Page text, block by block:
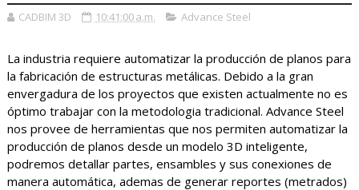
CADBIM 3D 10:41:00 a.m. Advance Steel
La industria requiere automatizar la producción de planos para
la fabricación de estructuras metálicas. Debido a la gran
envergadura de los proyectos que existen actualmente no es
óptimo trabajar con la metodologia tradicional. Advance Steel
nos provee de herramientas que nos permiten automatizar la
producción de planos desde un modelo 3D inteligente,
podremos detallar partes, ensambles y sus conexiones de
manera automática, ademas de generar reportes (metrados)